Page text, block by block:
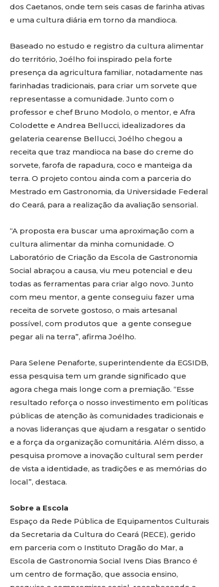
dos Caetanos, onde tem seis casas de farinha ativas
e uma cultura diária em torno da mandioca.
Baseado no estudo e registro da cultura alimentar
do território, Joélho foi inspirado pela forte
presença da agricultura familiar, notadamente nas
farinhadas tradicionais, para criar um sorvete que
representasse a comunidade. Junto com o
professor e chef Bruno Modolo, o mentor, e Afra
Colodette e Andrea Bellucci, idealizadores da
gelateria cearense Bellucci, Joélho chegou a
receita que traz mandioca na base do creme do
sorvete, farofa de rapadura, coco e manteiga da
terra. O projeto contou ainda com a parceria do
Mestrado em Gastronomia, da Universidade Federal
do Ceará, para a realização da avaliação sensorial.
“A proposta era buscar uma aproximação com a
cultura alimentar da minha comunidade. O
Laboratório de Criação da Escola de Gastronomia
Social abraçou a causa, viu meu potencial e deu
todas as ferramentas para criar algo novo. Junto
com meu mentor, a gente conseguiu fazer uma
receita de sorvete gostoso, o mais artesanal
possível, com produtos que a gente consegue
pegar ali na terra”, afirma Joélho.
Para Selene Penaforte, superintendente da EGSIDB,
essa pesquisa tem um grande significado que
agora chega mais longe com a premiação. “Esse
resultado reforça o nosso investimento em políticas
públicas de atenção às comunidades tradicionais e
a novas lideranças que ajudam a resgatar o sentido
e a força da organização comunitária. Além disso, a
pesquisa promove a inovação cultural sem perder
de vista a identidade, as tradições e as memórias do
local”, destaca.
Sobre a Escola
Espaço da Rede Pública de Equipamentos Culturais
da Secretaria da Cultura do Ceará (RECE), gerido
em parceria com o Instituto Dragão do Mar, a
Escola de Gastronomia Social Ivens Dias Branco é
um centro de formação, que associa ensino,